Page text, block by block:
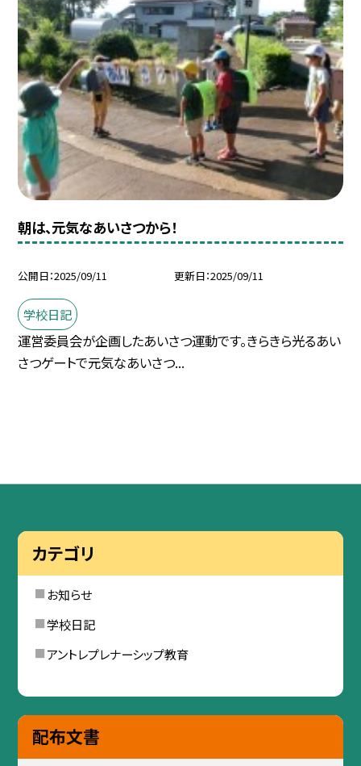
朝は、元気なあいさつから！
公開日 2025/09/11 更新日 2025/09/11
学校日記
運営委員会が企画したあいさつ運動です。きらきら光るあい
さつゲートで元気なあいさつ...
カテゴリ
お知らせ
学校日記
アントレプレナーシップ教育
配布文書